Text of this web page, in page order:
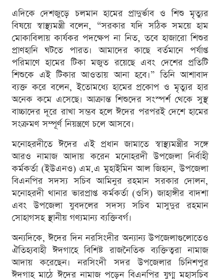
এদিকে দেশজুড়ে চলমান হামের প্রাদুর্ভাব ও শিশু মৃত্যুর
বিষয়ে স্বাস্থ্যমন্ত্রী বলেন, “সরকার যদি সঠিক সময়ে হাম
মোকাবিলায় কার্যকর পদক্ষেপ না নিত, তবে হাজারো শিশুর
প্রাণহানি ঘটতে পারত। আমাদের কাছে বর্তমানে পর্যাপ্ত
পরিমাণে হামের টিকা মজুত রয়েছে এবং দেশের প্রতিটি
শিশুকে এই টিকার আওতায় আনা হবে।” তিনি আশাবাদ
ব্যক্ত করে বলেন, ইতোমধ্যে হামের প্রকোপ ও মৃত্যুর হার
অনেক কমে এসেছে। আক্রান্ত শিশুদের সংস্পর্শ থেকে সুস্থ
বাচ্চাদের দূরে রাখা সম্ভব হলে ঈদের পরপরই দেশে হামের
সংক্রমণ সম্পূর্ণ নিয়ন্ত্রণে চলে আসবে।
মনোহরদীতে ঈদের এই প্রধান জামাতে স্বাস্থ্যমন্ত্রীর সঙ্গে
আরও নামাজ আদায় করেন মনোহরদী উপজেলা নির্বাহী
কর্মকর্তা (ইউএনও) এম.এ মুহাইমিন আল জিহান, উপজেলা
বিএনপির সদস্য সচিব আমিনুর রহমান সরকার দোলন,
মনোহরদী থানার ভারপ্রাপ্ত কর্মকর্তা (ওসি) জাহাঙ্গীর বাদশা
এবং উপজেলা যুবদলের সদস্য সচিব মাসুদুর রহমান
সোহাগসহ স্থানীয় গণ্যমান্য ব্যক্তিবর্গ।
অন্যদিকে, ঈদের দিন নরসিংদীর অন্যান্য উপজেলাগুলোতেও
ঐতিহ্যবাহী ঈদগাহে বিশিষ্ট রাজনৈতিক ব্যক্তিত্বরা নামাজ
আদায় করেছেন। নরসিংদী সদর উপজেলার চিনিশপুর
ঈদগাহ মাঠে ঈদের নামাজ পড়েন বিএনপির যুগ্ম মহাসচিব